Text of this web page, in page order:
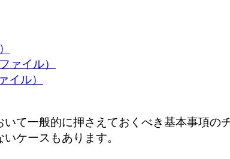
ァイル）
イル）
て一般的に押さえておくべき基本事項の
ケースもあります。